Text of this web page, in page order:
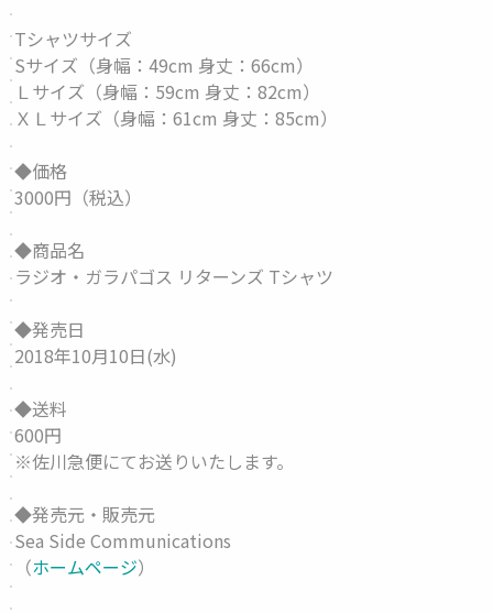
Tシャツサイズ
Sサイズ（身幅：49cm 身丈：66cm）
Ｌサイズ（身幅：59cm 身丈：82cm）
ＸＬサイズ（身幅：61cm 身丈：85cm）
◆価格
3000円（税込）
◆商品名
ラジオ・ガラパゴス リターンズ Tシャツ
◆発売日
2018年10月10日(水)
◆送料
600円
※佐川急便にてお送りいたします。
◆発売元・販売元
Sea Side Communications
（ホームページ）